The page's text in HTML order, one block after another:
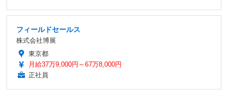
フィールドセールス
株式会社博展
東京都
月給37万9,000円～67万8,000円
正社員